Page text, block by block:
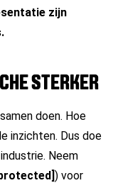
zijn
STERKER
doen. Hoe
inzichten. Dus doe
Neem
) voor